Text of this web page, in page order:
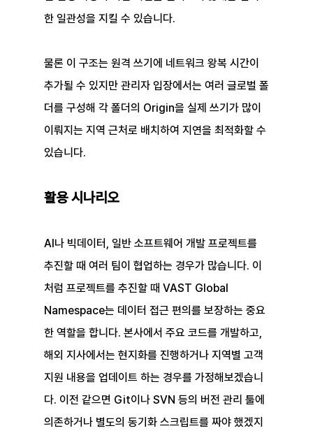
한 일관성을 지킬 수 있습니다.
물론 이 구조는 원격 쓰기에 네트워크 왕복 시간이
추가될 수 있지만 관리자 입장에서는 여러 글로벌 폴
더를 구성해 각 폴더의 Origin을 실제 쓰기가 많이
이뤄지는 지역 근처로 배치하여 지연을 최적화할 수
있습니다.
활용 시나리오
AI나 빅데이터, 일반 소프트웨어 개발 프로젝트를
추진할 때 여러 팀이 협업하는 경우가 많습니다. 이
처럼 프로젝트를 추진할 때 VAST Global
Namespace는 데이터 접근 편의를 보장하는 중요
한 역할을 합니다. 본사에서 주요 코드를 개발하고,
해외 지사에서는 현지화를 진행하거나 지역별 고객
지원 내용을 업데이트 하는 경우를 가정해보겠습니
다. 이전 같으면 Git이나 SVN 등의 버전 관리 툴에
의존하거나 별도의 동기화 스크립트를 짜야 했겠지